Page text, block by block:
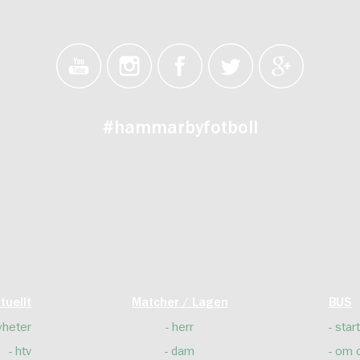
#hammarbyfotboll
htv
Matcher / Lagen
herr
dam
BUS
start
om